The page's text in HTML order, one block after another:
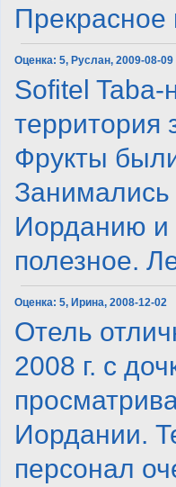
Оценка:5, Руслан, 2009-08-09
Sofitel
территория
Фрукты
Занимались
Иорданию и
полезное.
Оценка:5, Ирина, 2008-12-02
Отель
2008 г. с
Иордании.
персонал